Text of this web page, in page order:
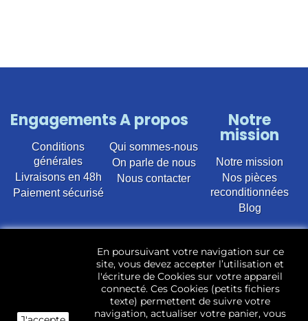
Engagements
Conditions
générales
Livraisons en 48h
Paiement sécurisé
A propos
Qui sommes-nous
On parle de nous
Nous contacter
Notre
mission
Notre mission
Nos pièces
reconditionnées
Blog
d’occasion pour toutes marques et modèles. Plus de
22 400 références (Lave-linge, Sèche-linge, Lave-
vaisselle, Micro-ondes, Fours, Cuisinières, Plaques de
cuisson, Réfrigérateurs, Congélateurs, aspirateurs,
Télévisions, LCD, Plasma, Téléviseur.)
En poursuivant votre navigation sur ce
site, vous devez accepter l’utilisation et
l'écriture de Cookies sur votre appareil
connecté. Ces Cookies (petits fichiers
texte) permettent de suivre votre
navigation, actualiser votre panier, vous